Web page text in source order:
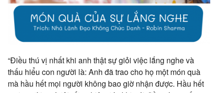
“Điều thú vị nhất khi anh thật sự giỏi việc lắng nghe và
thấu hiểu con người là: Anh đã trao cho họ một món quà
mà hầu hết mọi người không bao giờ nhận được. Hầu hết